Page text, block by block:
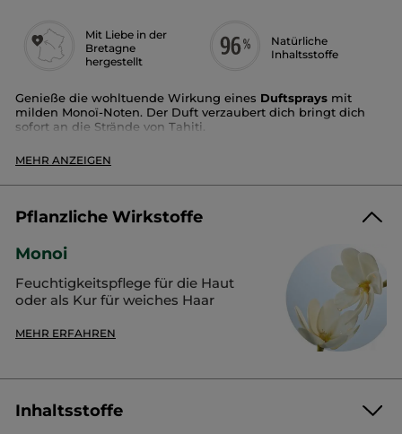
Mit Liebe in der
Bretagne
hergestellt
Natürliche
Inhaltsstoffe
Genieße die wohltuende Wirkung eines Duftsprays mit
milden Monoï-Noten. Der Duft verzaubert dich bringt dich
sofort an die Strände von Tahiti.
Duft:Monoi
Anwendungsbereich:
Duftschleier.
MEHR ANZEIGEN
Pflanzliche Wirkstoffe
Monoi
Feuchtigkeitspflege für die Haut
oder als Kur für weiches Haar
MEHR ERFAHREN
Inhaltsstoffe